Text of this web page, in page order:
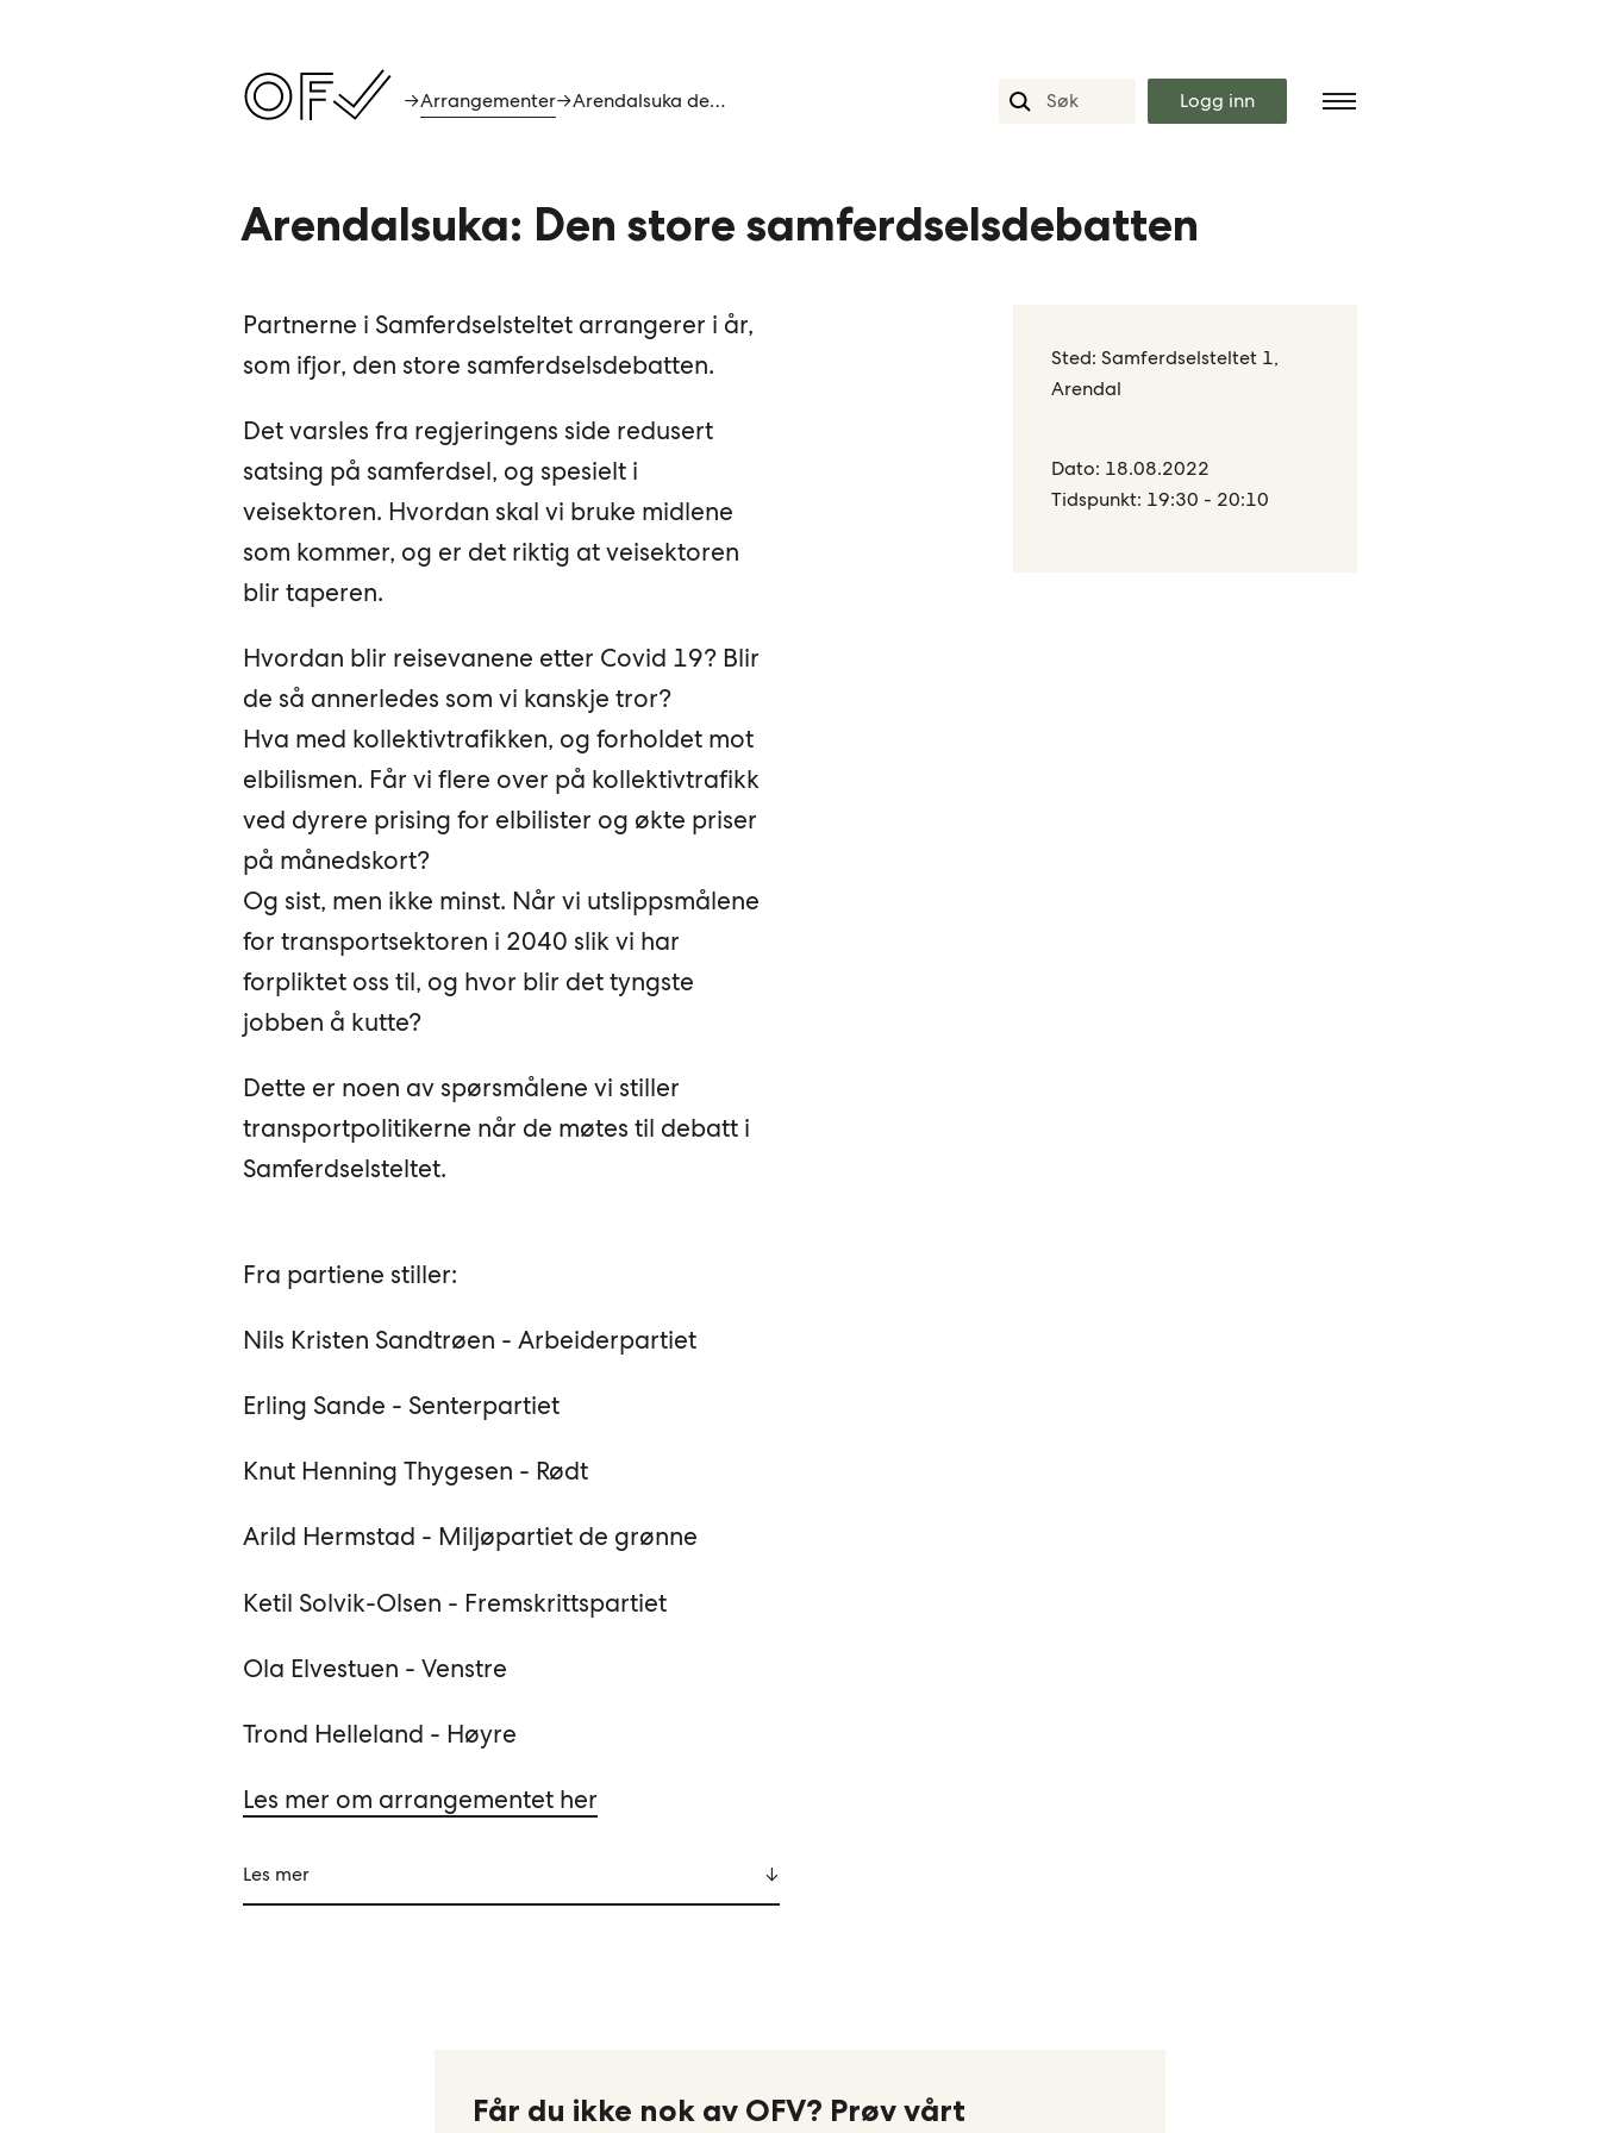
→Arrangementer→ Arendalsuka den store samferdselsdebatten Logg inn
Arendalsuka: Den store samferdselsdebatten
Partnerne i Samferdselsteltet arrangerer i år,
som ifjor, den store samferdselsdebatten.
Det varsles fra regjeringens side redusert
satsing på samferdsel, og spesielt i
veisektoren. Hvordan skal vi bruke midlene
som kommer, og er det riktig at veisektoren
blir taperen.
Hvordan blir reisevanene etter Covid 19? Blir
de så annerledes som vi kanskje tror?
Hva med kollektivtrafikken, og forholdet mot
elbilismen. Får vi flere over på kollektivtrafikk
ved dyrere prising for elbilister og økte priser
på månedskort?
Og sist, men ikke minst. Når vi utslippsmålene
for transportsektoren i 2040 slik vi har
forpliktet oss til, og hvor blir det tyngste
jobben å kutte?
Dette er noen av spørsmålene vi stiller
transportpolitikerne når de møtes til debatt i
Samferdselsteltet.
Fra partiene stiller:
Nils Kristen Sandtrøen - Arbeiderpartiet
Erling Sande - Senterpartiet
Knut Henning Thygesen - Rødt
Arild Hermstad - Miljøpartiet de grønne
Ketil Solvik-Olsen - Fremskrittspartiet
Ola Elvestuen - Venstre
Trond Helleland - Høyre
Les mer om arrangementet her
Les mer
Sted: Samferdselsteltet 1,
Arendal
Dato: 18.08.2022
Tidspunkt: 19:30 - 20:10
Får du ikke nok av OFV? Prøv vårt